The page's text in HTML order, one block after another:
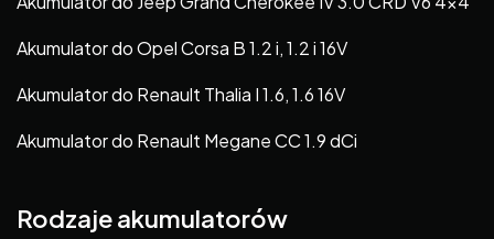
Akumulator do Opel Corsa B 1.2 i, 1.2 i 16V
Akumulator do Renault Thalia I 1.6, 1.6 16V
Akumulator do Renault Megane CC 1.9 dCi
Rodzaje akumulatorów